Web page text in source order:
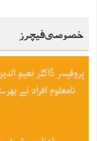
خصوصی فیچرز